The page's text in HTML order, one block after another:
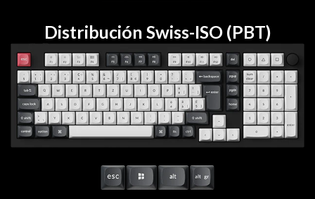
Distribución Swiss-ISO (PBT)